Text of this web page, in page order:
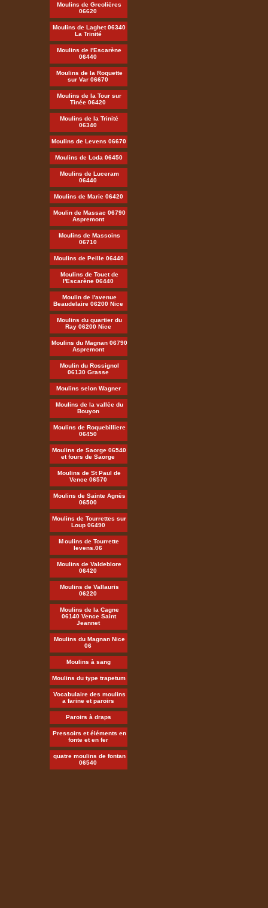
Moulins de Greolières
06620
Moulins de Laghet 06340
La Trinité
Moulins de l'Escarène
06440
Moulins de la Roquette
sur Var 06670
Moulins de la Tour sur
Tinée 06420
Moulins de la Trinité
06340
Moulins de Levens 06670
Moulins de Loda 06450
Moulins de Luceram
06440
Moulins de Marie 06420
Moulin de Massac 06790
Aspremont
Moulins de Massoins
06710
Moulins de Peille 06440
Moulins de Touet de
l'Escarène 06440
Moulin de l'avenue
Beaudelaire 06200 Nice
Moulins du quartier du
Ray 06200 Nice
Moulins du Magnan 06790
Aspremont
Moulin du Rossignol
06130 Grasse
Moulins selon Wagner
Moulins de la vallée du
Bouyon
Moulins de Roquebilliere
06450
Moulins de Saorge 06540
et fours de Saorge
Moulins de St Paul de
Vence 06570
Moulins de Sainte Agnès
06500
Moulins de Tourrettes sur
Loup 06490
M oulins de Tourrette
levens.06
Moulins de Valdeblore
06420
Moulins de Vallauris
06220
Moulins de la Cagne
06140 Vence Saint
Jeannet
Moulins du Magnan Nice
06
Moulins à sang
Moulins du type trapetum
Vocabulaire des moulins
a farine et paroirs
Paroirs à draps
Pressoirs et éléments en
fonte et en fer
quatre moulins de fontan
06540